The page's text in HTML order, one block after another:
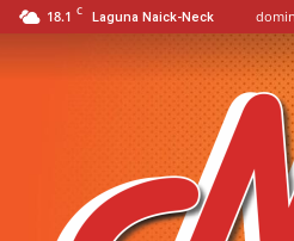
18.1 C Laguna Naick-Neck